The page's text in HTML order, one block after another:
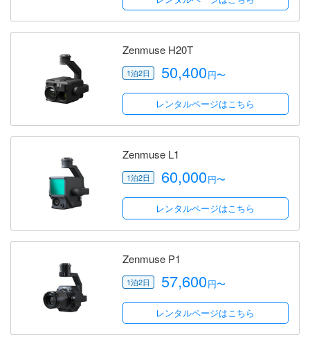
Zenmuse H20T
50,400円〜
レンタルページはこちら
Zenmuse L1
60,000円〜
レンタルページはこちら
Zenmuse P1
57,600円〜
レンタルページはこちら